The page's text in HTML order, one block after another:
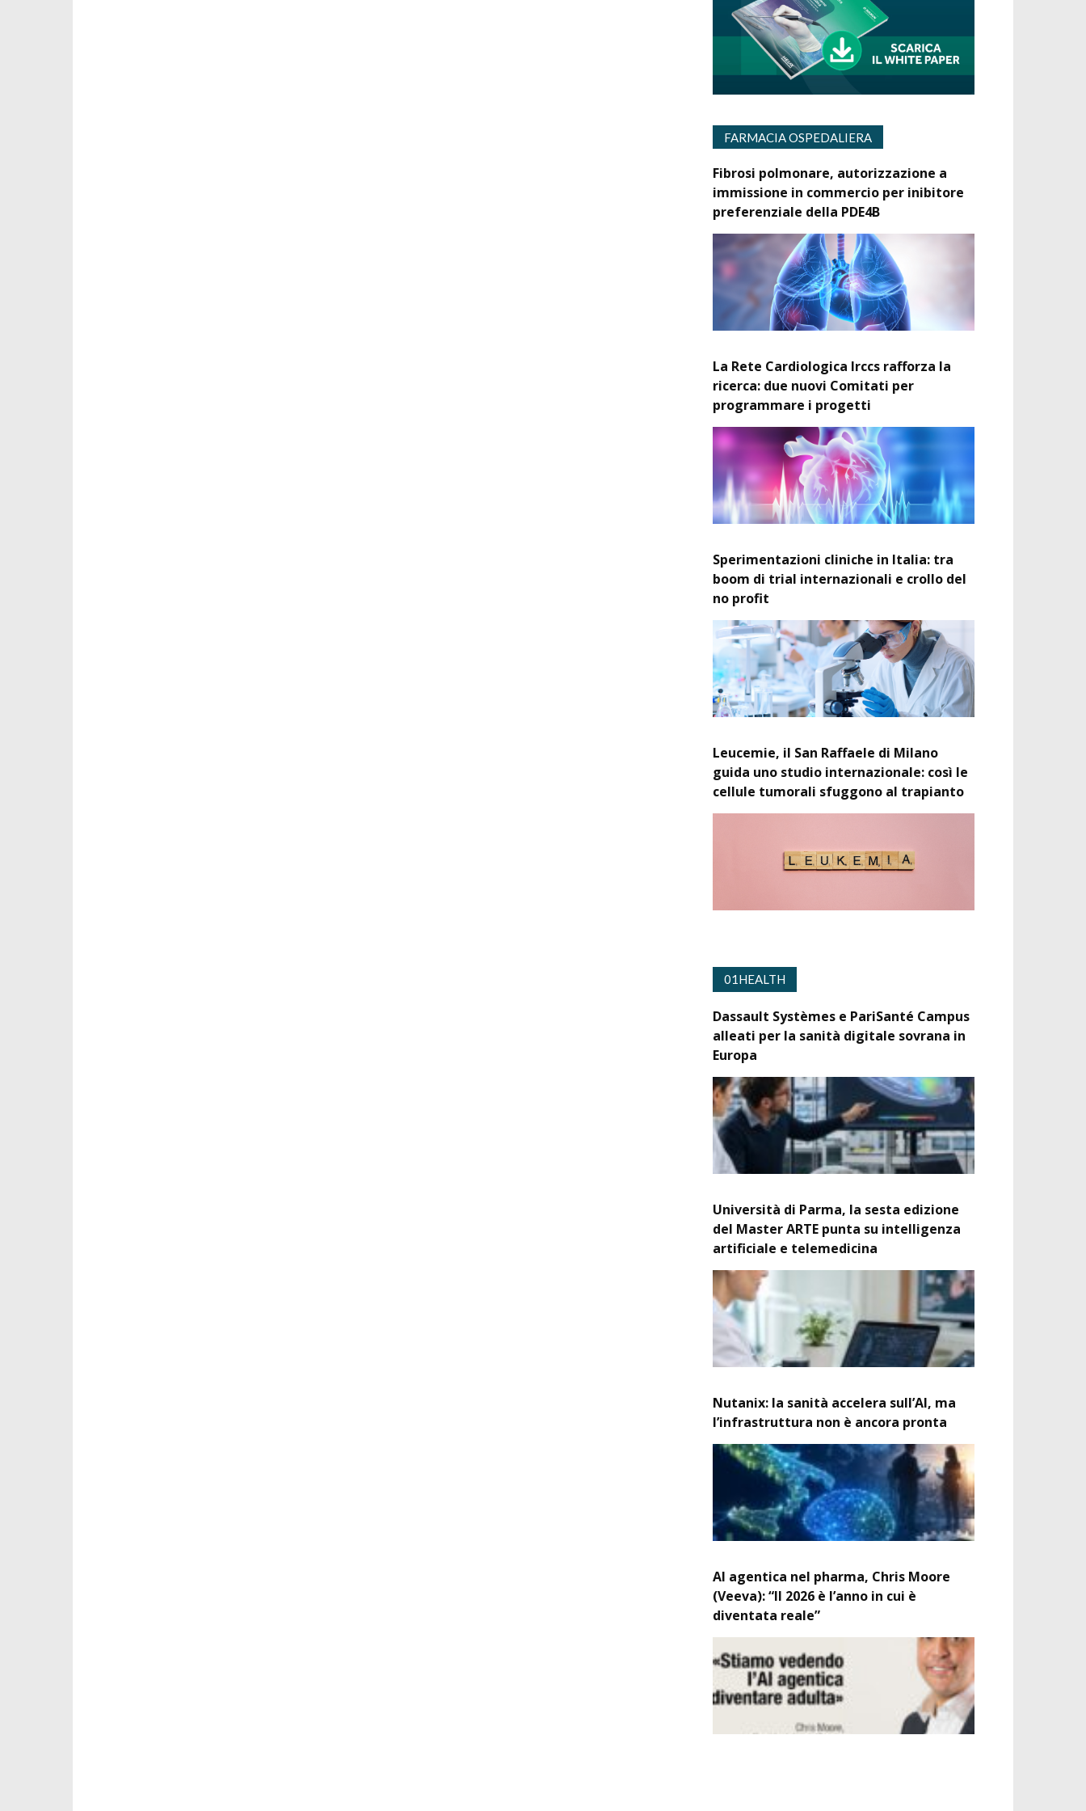
FARMACIA OSPEDALIERA
Fibrosi polmonare, autorizzazione a
immissione in commercio per inibitore
preferenziale della PDE4B
La Rete Cardiologica Irccs rafforza la
ricerca: due nuovi Comitati per
programmare i progetti
Sperimentazioni cliniche in Italia: tra
boom di trial internazionali e crollo del
no profit
Leucemie, il San Raffaele di Milano
guida uno studio internazionale: così le
cellule tumorali sfuggono al trapianto
01HEALTH
Dassault Systèmes e PariSanté Campus
alleati per la sanità digitale sovrana in
Europa
Università di Parma, la sesta edizione
del Master ARTE punta su intelligenza
artificiale e telemedicina
Nutanix: la sanità accelera sull’AI, ma
l’infrastruttura non è ancora pronta
AI agentica nel pharma, Chris Moore
(Veeva): “Il 2026 è l’anno in cui è
diventata reale”